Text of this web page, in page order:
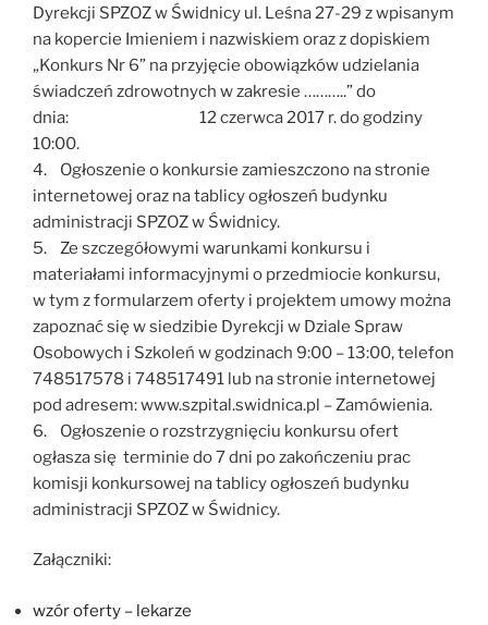
Dyrekcji SPZOZ w Świdnicy ul. Leśna 27-29 z wpisanym
na kopercie Imieniem i nazwiskiem oraz z dopiskiem
„Konkurs Nr 6” na przyjęcie obowiązków udzielania
świadczeń zdrowotnych w zakresie ………..” do
dnia: 12 czerwca 2017 r. do godziny
10:00.
4. Ogłoszenie o konkursie zamieszczono na stronie
internetowej oraz na tablicy ogłoszeń budynku
administracji SPZOZ w Świdnicy.
5. Ze szczegółowymi warunkami konkursu i
materiałami informacyjnymi o przedmiocie konkursu,
w tym z formularzem oferty i projektem umowy można
zapoznać się w siedzibie Dyrekcji w Dziale Spraw
Osobowych i Szkoleń w godzinach 9:00 – 13:00, telefon
748517578 i 748517491 lub na stronie internetowej
pod adresem: www.szpital.swidnica.pl – Zamówienia.
6. Ogłoszenie o rozstrzygnięciu konkursu ofert
ogłasza się terminie do 7 dni po zakończeniu prac
komisji konkursowej na tablicy ogłoszeń budynku
administracji SPZOZ w Świdnicy.
Załączniki:
wzór oferty – lekarze